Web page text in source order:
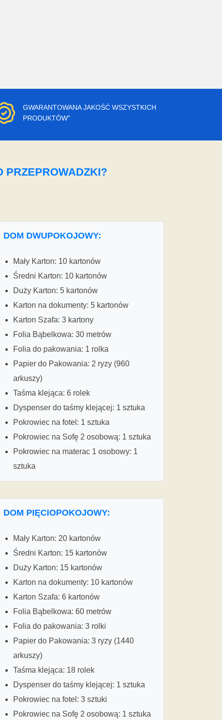
GWARANTOWANA JAKOŚĆ WSZYSTKICH
PRODUKTÓW"
PRZEPROWADZKI?
DOM DWUPOKOJOWY:
Mały Karton: 10 kartonów
Średni Karton: 10 kartonów
Duży Karton: 5 kartonów
Karton na dokumenty: 5 kartonów
Karton Szafa: 3 kartony
Folia Bąbelkowa: 30 metrów
Folia do pakowania: 1 rolka
Papier do Pakowania: 2 ryzy (960
arkuszy)
Taśma klejąca: 6 rolek
Dyspenser do taśmy klejącej: 1 sztuka
Pokrowiec na fotel: 1 sztuka
Pokrowiec na Sofę 2 osobową: 1 sztuka
Pokrowiec na materac 1 osobowy: 1
sztuka
DOM PIĘCIOPOKOJOWY:
Mały Karton: 20 kartonów
Średni Karton: 15 kartonów
Duży Karton: 15 kartonów
Karton na dokumenty: 10 kartonów
Karton Szafa: 6 kartonów
Folia Bąbelkowa: 60 metrów
Folia do pakowania: 3 rolki
Papier do Pakowania: 3 ryzy (1440
arkuszy)
Taśma klejąca: 18 rolek
Dyspenser do taśmy klejącej: 1 sztuka
Pokrowiec na fotel: 3 sztuki
Pokrowiec na Sofę 2 osobową: 1 sztuka